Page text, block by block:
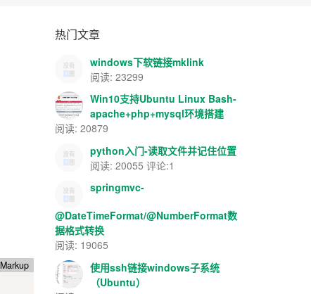
Markup
热门文章
windows下软链接mklink
阅读: 23299
Win10支持Ubuntu Linux Bash-
apache+php+mysql环境搭建
阅读: 20879
python入门-读取文件并记住位置
阅读: 20055 评论:1
springmvc-
@DateTimeFormat/@NumberFormat数
据格式转换
阅读: 19065
使用ssh链接windows子系统
（Ubuntu）